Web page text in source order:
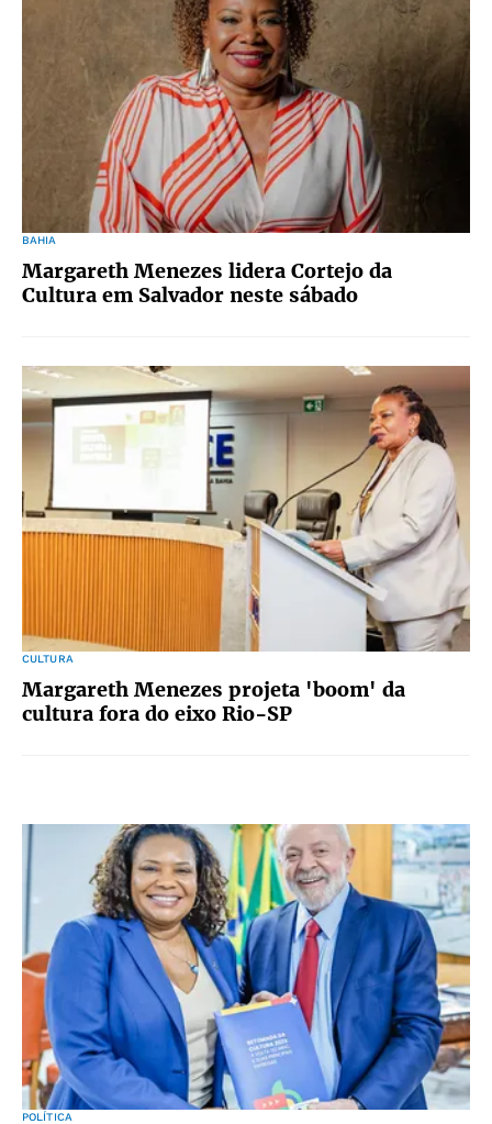
BAHIA
Margareth Menezes lidera Cortejo da
Cultura em Salvador neste sábado
CULTURA
Margareth Menezes projeta 'boom' da
cultura fora do eixo Rio-SP
POLÍTICA